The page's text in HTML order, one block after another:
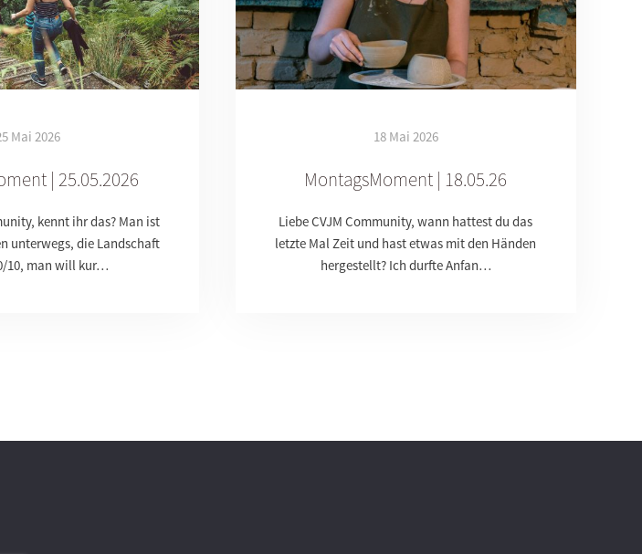
Mai 2026
| 25.05.2026
kennt ihr das? Man ist
unterwegs, die Landschaft
10, man will kur…
18 Mai 2026
MontagsMoment | 18.05.26
Liebe CVJM Community, wann hattest du das
letzte Mal Zeit und hast etwas mit den Händen
hergestellt? Ich durfte Anfan…